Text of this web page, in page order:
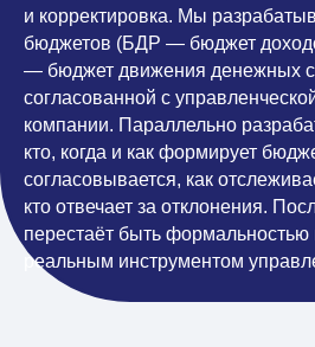
и корректировка. Мы
бюджетов (БДР — бюджет
— бюджет движения денежных
согласованной с
компании. Параллельно
кто, когда и как формирует
согласовывается, как
кто отвечает за отклонения.
перестаёт быть формальностью
реальным инструментом